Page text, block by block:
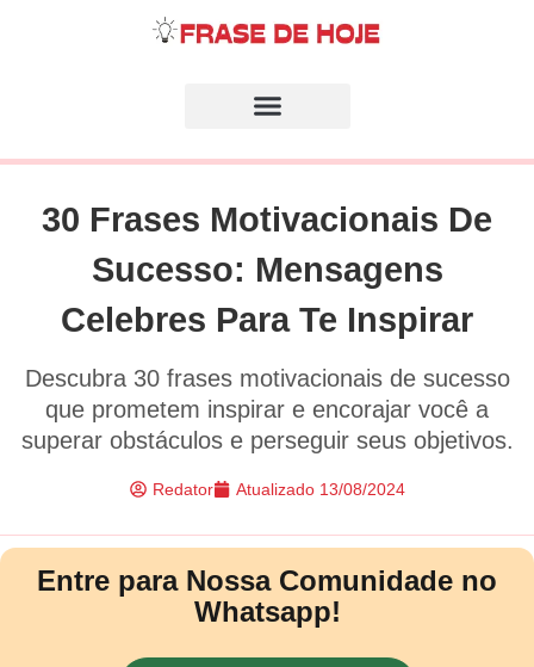
30 Frases Motivacionais De
Sucesso: Mensagens
Celebres Para Te Inspirar
Descubra 30 frases motivacionais de sucesso
que prometem inspirar e encorajar você a
superar obstáculos e perseguir seus objetivos.
Redator Atualizado 13/08/2024
Entre para Nossa Comunidade no
Whatsapp!